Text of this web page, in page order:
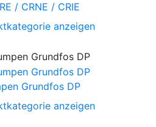
/ CRNE / CRIE
anzeigen
Grundfos DP
anzeigen